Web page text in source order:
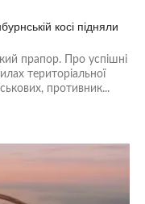
косі підняли
прапор. Про успішні
територіальної
противник...